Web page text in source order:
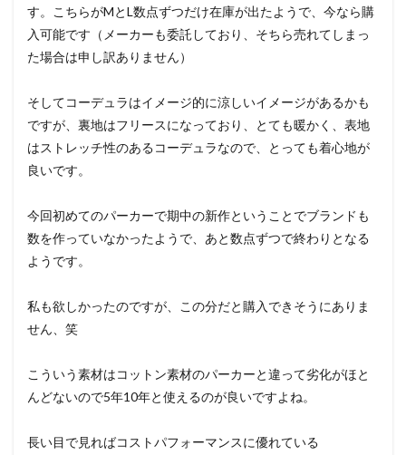
す。こちらがMとL数点ずつだけ在庫が出たようで、今なら購
入可能です（メーカーも委託しており、そちら売れてしまっ
た場合は申し訳ありません）
そしてコーデュラはイメージ的に涼しいイメージがあるかも
ですが、裏地はフリースになっており、とても暖かく、表地
はストレッチ性のあるコーデュラなので、とっても着心地が
良いです。
今回初めてのパーカーで期中の新作ということでブランドも
数を作っていなかったようで、あと数点ずつで終わりとなる
ようです。
私も欲しかったのですが、この分だと購入できそうにありま
せん、笑
こういう素材はコットン素材のパーカーと違って劣化がほと
んどないので5年10年と使えるのが良いですよね。
長い目で見ればコストパフォーマンスに優れている